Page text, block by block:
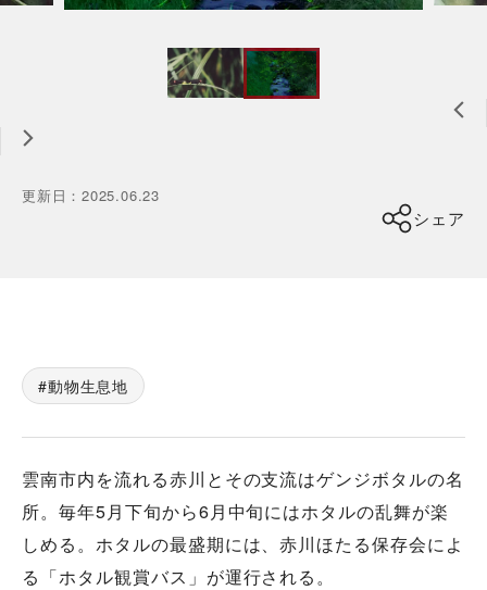
更新日 ：2025.06.23
シェア
動物生息地
雲南市内を流れる赤川とその支流はゲンジボタルの名
所。毎年5月下旬から6月中旬にはホタルの乱舞が楽
しめる。ホタルの最盛期には、赤川ほたる保存会によ
る「ホタル観賞バス」が運行される。